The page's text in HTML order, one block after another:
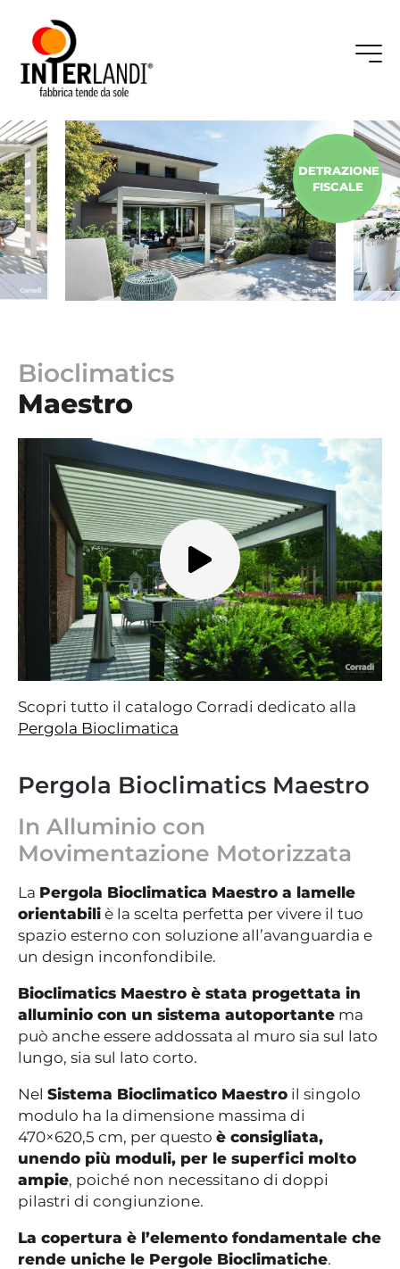
DETRAZIONE
FISCALE
Bioclimatics
Maestro
Scopri tutto il catalogo Corradi dedicato alla
Pergola Bioclimatica
Pergola Bioclimatics Maestro
In Alluminio con
Movimentazione Motorizzata
La Pergola Bioclimatica Maestro a lamelle
orientabili è la scelta perfetta per vivere il tuo
spazio esterno con soluzione all’avanguardia e
un design inconfondibile.
Bioclimatics Maestro è stata progettata in
alluminio con un sistema autoportante ma
può anche essere addossata al muro sia sul lato
lungo, sia sul lato corto.
Nel Sistema Bioclimatico Maestro il singolo
modulo ha la dimensione massima di
470×620,5 cm, per questo è consigliata,
unendo più moduli, per le superfici molto
ampie, poiché non necessitano di doppi
pilastri di congiunzione.
La copertura è l’elemento fondamentale che
rende uniche le Pergole Bioclimatiche.